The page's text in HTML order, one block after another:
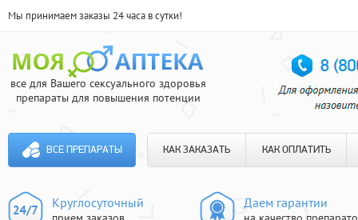
Мы принимаем заказы 24 часа в сутки!
все для Вашего сексуального здоровья
препараты для повышения потенции
ВСЕ ПРЕПАРАТЫ КАК ЗАКАЗАТЬ КАК ОПЛАТИТЬ
Круглосуточный Даем гарантии